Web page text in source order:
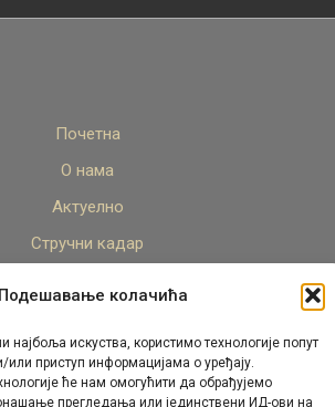
Подешавање колачића
искуства, користимо технологије попут
приступ информацијама о уређају.
ће нам омогућити да обрађујемо
прегледања или јединствени ИД-ови на
Почетна
О нама
Актуелно
Стручни кадар
Контакт